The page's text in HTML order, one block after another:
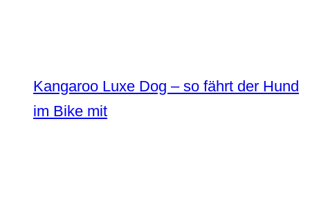
Kangaroo Luxe Dog – so fährt der Hund
im Bike mit